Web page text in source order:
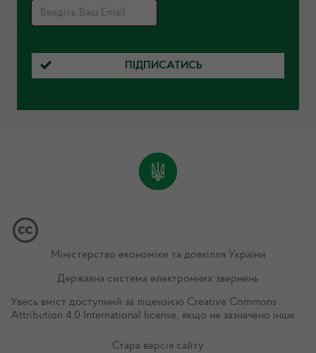
ПІДПИСАТИСЬ
Міністерство економіки та довкілля України
Державна система електронних звернень
Увесь вміст доступний за ліцензією Creative Commons
Attribution 4.0 International license, якщо не зазначено інше.
Стара версія сайту